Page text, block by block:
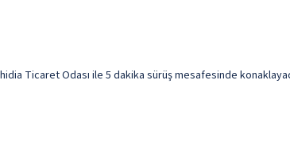
Ticaret Odası ile 5 dakika sürüş mesafesinde